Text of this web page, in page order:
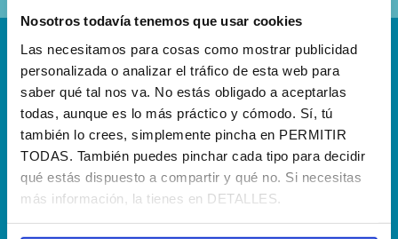
Nosotros todavía tenemos que usar cookies
Las necesitamos para cosas como mostrar publicidad
personalizada o analizar el tráfico de esta web para
saber qué tal nos va. No estás obligado a aceptarlas
todas, aunque es lo más práctico y cómodo. Sí, tú
también lo crees, simplemente pincha en PERMITIR
TODAS. También puedes pinchar cada tipo para decidir
qué estás dispuesto a compartir y qué no. Si necesitas
más información, la tienes en DETALLES.
¡Escríbenos!
hola@agenciapisto.com
¿Hablamos?!
(+34) 910 40 46 33
¿Dónde estamos?